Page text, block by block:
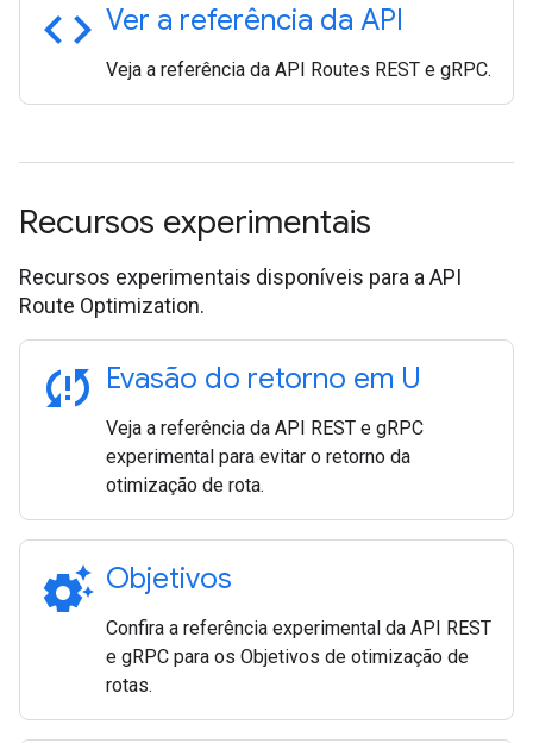
code Ver a referência da API
Veja a referência da API Routes REST e gRPC.
Recursos experimentais
Recursos experimentais disponíveis para a API
Route Optimization.
sync_problem Evasão do retorno em U
Veja a referência da API REST e gRPC
experimental para evitar o retorno da
otimização de rota.
settings_suggest Objetivos
Confira a referência experimental da API REST
e gRPC para os Objetivos de otimização de
rotas.